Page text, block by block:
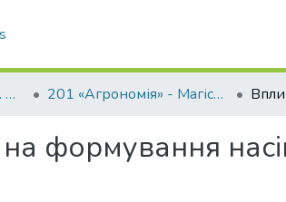
Кваліфікаційні роботи. ННІ агротехнологій, селекції та екології 201 «Агрономія» - Магістри 2023-2024
формування